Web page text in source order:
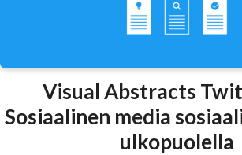
Visual Abstracts
Sosiaalinen media
ulkopuolella